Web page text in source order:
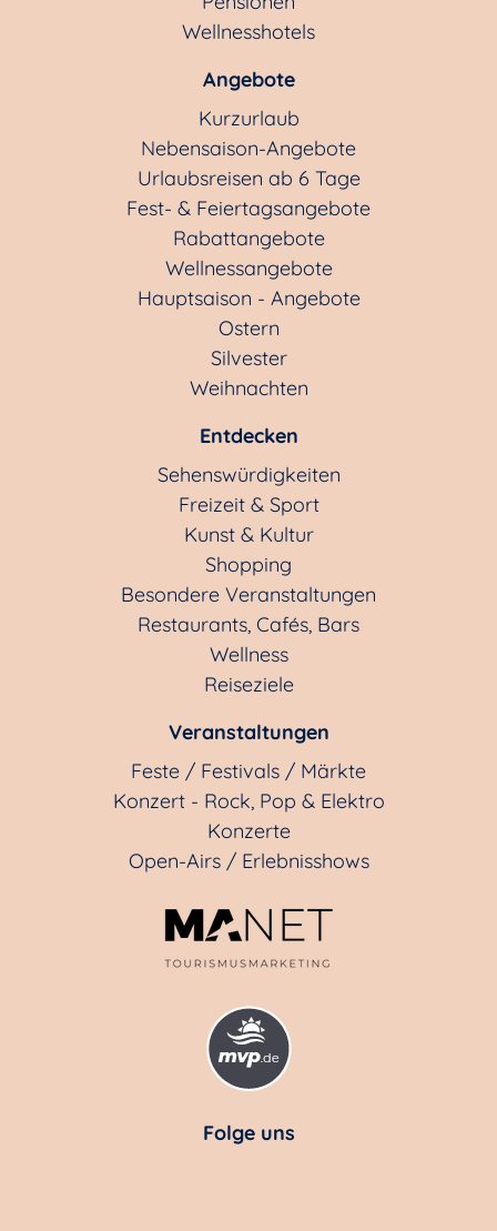
Wellnesshotels
Angebote
Kurzurlaub
Nebensaison-Angebote
Urlaubsreisen ab 6 Tage
Fest- & Feiertagsangebote
Rabattangebote
Wellnessangebote
Hauptsaison - Angebote
Ostern
Silvester
Weihnachten
Entdecken
Sehenswürdigkeiten
Freizeit & Sport
Kunst & Kultur
Shopping
Besondere Veranstaltungen
Restaurants, Cafés, Bars
Wellness
Reiseziele
Veranstaltungen
Feste / Festivals / Märkte
Konzert - Rock, Pop & Elektro
Konzerte
Open-Airs / Erlebnisshows
Folge uns